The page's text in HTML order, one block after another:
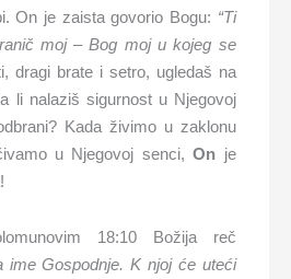
On je zaista govorio Bogu: “Ti
moj – Bog moj u kojeg se
dragi brate i setro, ugledaš na
li nalaziš sigurnost u Njegovoj
Kada živimo u zaklonu
u Njegovoj senci,On je
18:10 Božija reč
ime Gospodnje. K njoj će uteći